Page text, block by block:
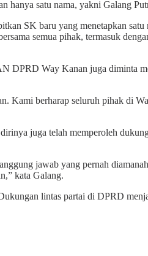
hanya satu nama, yakni Galang
SK baru yang menetapkan
semua pihak, termasuk
DPRD Way Kanan juga diminta
Kami berharap seluruh pihak di
juga telah memperoleh
jawab yang pernah
kata Galang.
lintas partai di DPRD